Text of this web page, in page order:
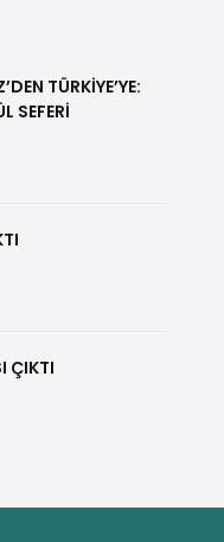
TÜRKİYE’YE:
SEFERİ
ÇIKTI